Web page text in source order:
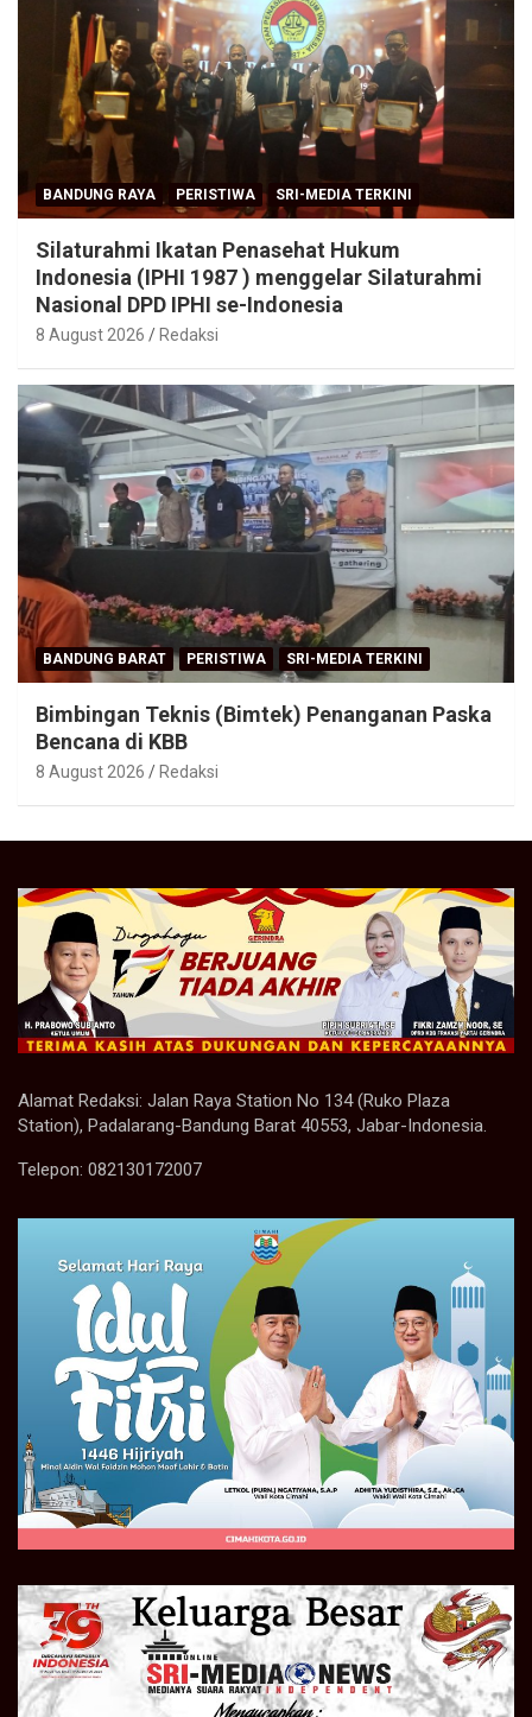
BANDUNG RAYA PERISTIWA SRI-MEDIA TERKINI
Silaturahmi Ikatan Penasehat Hukum
Indonesia (IPHI 1987 ) menggelar Silaturahmi
Nasional DPD IPHI se-Indonesia
8 August 2026 Redaksi
BANDUNG BARAT PERISTIWA SRI-MEDIA TERKINI
Bimbingan Teknis (Bimtek) Penanganan Paska
Bencana di KBB
8 August 2026 Redaksi
Alamat Redaksi: Jalan Raya Station No 134 (Ruko Plaza
Station), Padalarang-Bandung Barat 40553, Jabar-Indonesia.
Telepon: 082130172007